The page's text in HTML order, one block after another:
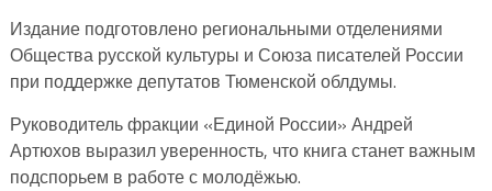
Издание подготовлено региональными отделениями
Общества русской культуры и Союза писателей России
при поддержке депутатов Тюменской облдумы.
Руководитель фракции «Единой России» Андрей
Артюхов выразил уверенность, что книга станет важным
подспорьем в работе с молодёжью.